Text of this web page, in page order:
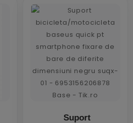
Suport